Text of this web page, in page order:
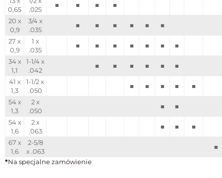
0,65
.025
■ ■ ■
■
20 x
0,9
3/4 x
.035
■ ■ ■ ■ ■
■
27 x
0,9
1 x
.035
■ ■ ■ ■ ■ ■
■
34 x
1,1
1-1/4 x
.042
■ ■ ■ ■ ■
■
41 x
1,3
1-1/2 x
.050
■ ■ ■ ■
■
54 x
1,3
2 x
.050
■
■
54 x
1,6
2 x
.063
■ ■
■
67 x
1,6
2-5/8
x .063
■
*Na specjalne zamówienie